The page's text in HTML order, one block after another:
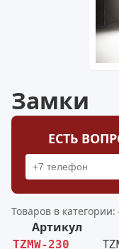
Замки
ЕСТЬ
Товаров в категории:
Артикул
TZMW-230